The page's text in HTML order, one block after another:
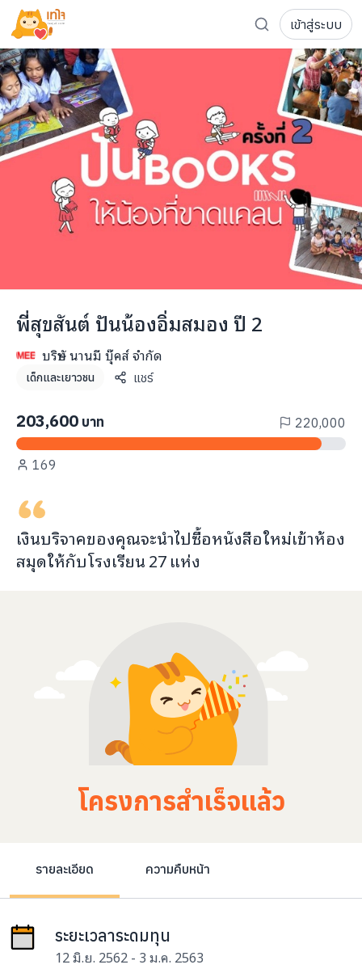
รู้จักเทใจ
โครงการ
เกี่ยวกับเรา
ผู้บริจาค
การลดหย่อนภาษี
แฟนคลับศิลปิน
FAQ ผู้บริจาค
เจ้าของโครงการ
ส่งโครงการ
FAQ เจ้าของโครงการ
098-615-5885
นโยบายความเป็นส่วนตัว
นโยบายการใช้งานคุกกี้
ภาษา
ไทย
เข้าสู่ระบบ
พี่สุขสันต์ ปันน้องอิ่มสมอง ปี 2
บริษัท นานมี บุ๊คส์ จำกัด
เด็กและเยาวชน แชร์
203,600 บาท 220,000
169
เงินบริจาคของคุณจะนำไปซื้อหนังสือใหม่เข้าห้อง
สมุดให้กับโรงเรียน27แห่ง
โครงการสำเร็จแล้ว
รายละเอียด ความคืบหน้า
ระยะเวลาระดมทุน
12 มิ.ย. 2562 - 3 ม.ค. 2563